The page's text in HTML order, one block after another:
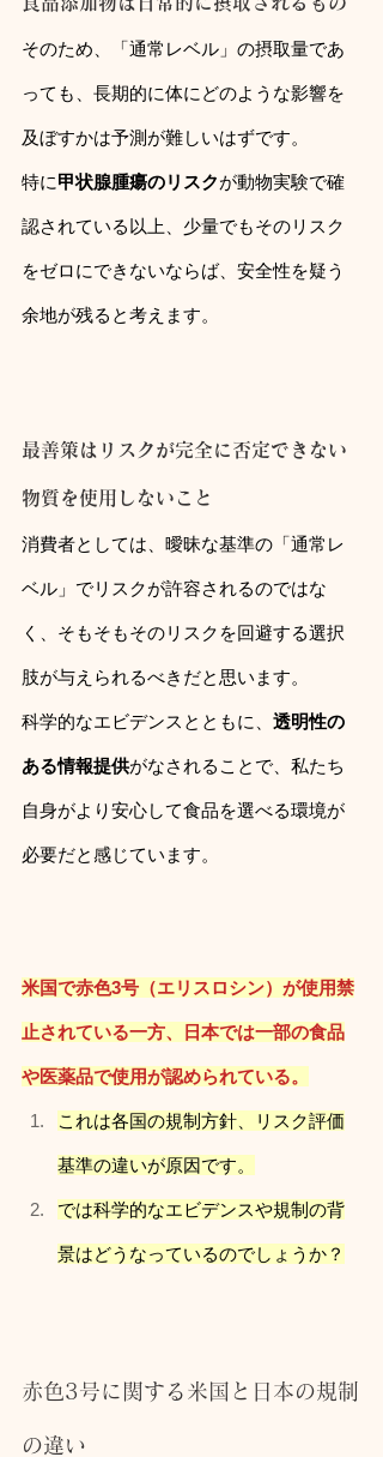
そのため、「通常レベル」の摂取量であ
っても、長期的に体にどのような影響を
及ぼすかは予測が難しいはずです。
特に甲状腺腫瘍のリスクが動物実験で確
認されている以上、少量でもそのリスク
をゼロにできないならば、安全性を疑う
余地が残ると考えます。
最善策はリスクが完全に否定できない
物質を使用しないこと
消費者としては、曖昧な基準の「通常レ
ベル」でリスクが許容されるのではな
く、そもそもそのリスクを回避する選択
肢が与えられるべきだと思います。
科学的なエビデンスとともに、 透明性の
ある情報提供がなされることで、私たち
自身がより安心して食品を選べる環境が
必要だと感じています。
米国で赤色3号（エリスロシン）が使用禁
止されている一方、日本では一部の食品
や医薬品で使用が認められている。
これは各国の規制方針、リスク評価
基準の違いが原因です。
では科学的なエビデンスや規制の背
景はどうなっているのでしょうか？
赤色3号に関する米国と日本の規制
の違い